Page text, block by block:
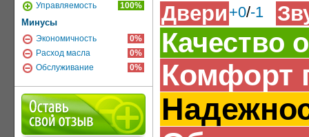
Управляемость
100%
Минусы
Экономичность
0%
Расход масла
0%
Обслуживание
0%
Двери +0/-1
Качество
Комфорт